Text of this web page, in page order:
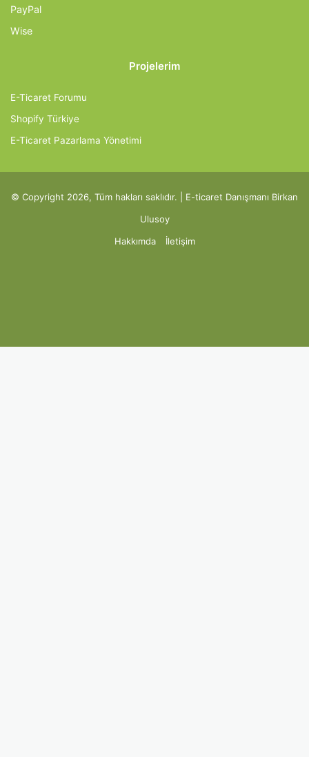
PayPal
Wise
Projelerim
E-Ticaret Forumu
Shopify Türkiye
E-Ticaret Pazarlama Yönetimi
© Copyright 2026, Tüm hakları saklıdır. | E-ticaret Danışmanı Birkan
Ulusoy
Hakkımda
İletişim